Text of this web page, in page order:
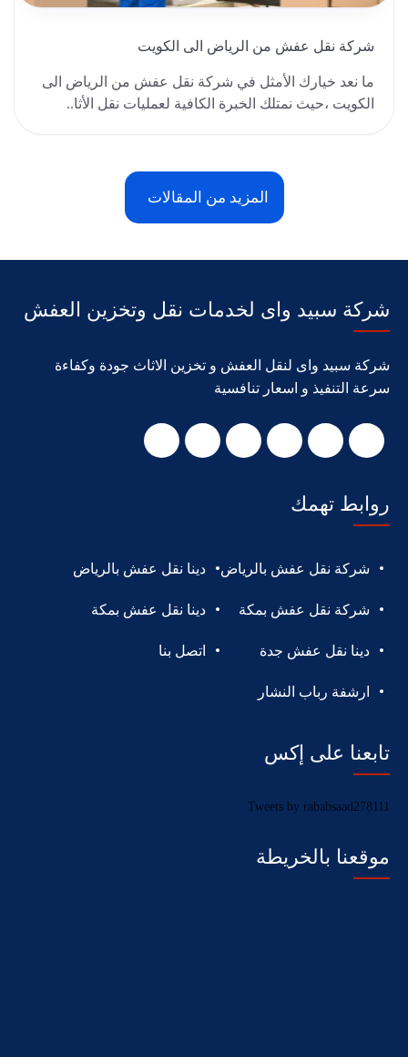
شركة نقل عفش من الرياض الى الكويت
ما نعد خيارك الأمثل في شركة نقل عفش من الرياض الى
الكويت ،حيث نمتلك الخبرة الكافية لعمليات نقل الأثا..
المزيد من المقالات
شركة سبيد واى لخدمات نقل وتخزين العفش
شركة سبيد واى لنقل العفش و تخزين الاثاث جودة وكفاءة
سرعة التنفيذ و اسعار تنافسية
روابط تهمك
شركة نقل عفش بالرياض دينا نقل عفش بالرياض
شركة نقل عفش بمكة دينا نقل عفش بمكة
دينا نقل عفش جدة اتصل بنا
ارشفة رباب النشار
تابعنا على إكس
Tweets by rababsaad278111
موقعنا بالخريطة